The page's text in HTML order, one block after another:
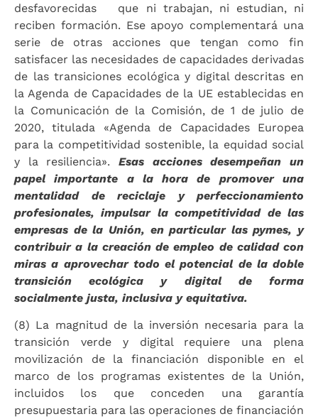
desfavorecidas que ni trabajan, ni estudian, ni
reciben formación. Ese apoyo complementará una
serie de otras acciones que tengan como fin
satisfacer las necesidades de capacidades derivadas
de las transiciones ecológica y digital descritas en
la Agenda de Capacidades de la UE establecidas en
la Comunicación de la Comisión, de 1 de julio de
2020, titulada «Agenda de Capacidades Europea
para la competitividad sostenible, la equidad social
y la resiliencia». Esas acciones desempeñan un
papel importante a la hora de promover una
mentalidad de reciclaje y perfeccionamiento
profesionales, impulsar la competitividad de las
empresas de la Unión, en particular las pymes, y
contribuir a la creación de empleo de calidad con
miras a aprovechar todo el potencial de la doble
transición ecológica y digital de forma
socialmente justa, inclusiva y equitativa.
(8) La magnitud de la inversión necesaria para la
transición verde y digital requiere una plena
movilización de la financiación disponible en el
marco de los programas existentes de la Unión,
incluidos los que conceden una garantía
presupuestaria para las operaciones de financiación